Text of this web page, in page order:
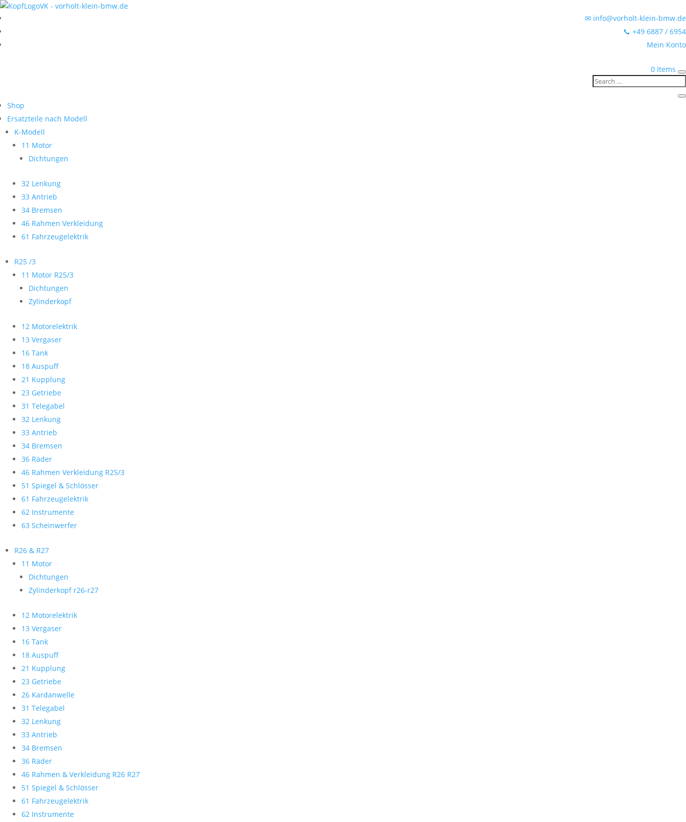
✉ info@vorholt-klein-bmw.de
📞 +49 6887 / 6954
Mein Konto
0 Items
Shop
Ersatzteile nach Modell
K-Modell
11 Motor
Dichtungen
32 Lenkung
33 Antrieb
34 Bremsen
46 Rahmen Verkleidung
61 Fahrzeugelektrik
R25 /3
11 Motor R25/3
Dichtungen
Zylinderkopf
12 Motorelektrik
13 Vergaser
16 Tank
18 Auspuff
21 Kupplung
23 Getriebe
31 Telegabel
32 Lenkung
33 Antrieb
34 Bremsen
36 Räder
46 Rahmen Verkleidung R25/3
51 Spiegel & Schlösser
61 Fahrzeugelektrik
62 Instrumente
63 Scheinwerfer
R26 & R27
11 Motor
Dichtungen
Zylinderkopf r26-r27
12 Motorelektrik
13 Vergaser
16 Tank
18 Auspuff
21 Kupplung
23 Getriebe
26 Kardanwelle
31 Telegabel
32 Lenkung
33 Antrieb
34 Bremsen
36 Räder
46 Rahmen & Verkleidung R26 R27
51 Spiegel & Schlösser
61 Fahrzeugelektrik
62 Instrumente